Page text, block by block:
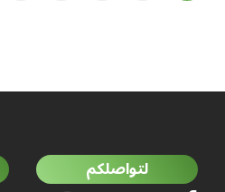
لتواصلكم